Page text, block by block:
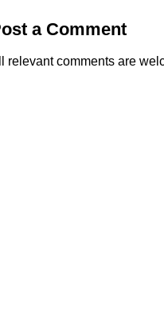
a Comment
relevant comments are